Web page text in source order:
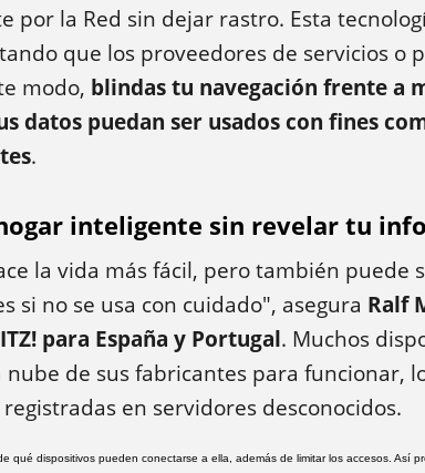
por la Red sin dejar rastro. Esta
que los proveedores de servicios o
modo, blindas tu navegación frente a
datos puedan ser usados con fines
.
inteligente sin revelar tu
la vida más fácil, pero también puede
si no se usa con cuidado", asegura Ralf
para España y Portugal. Muchos
de sus fabricantes para funcionar,
en servidores desconocidos.